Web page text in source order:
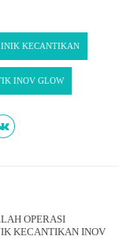
KECANTIKAN
INOV GLOW
OPERASI
KECANTIKAN INOV